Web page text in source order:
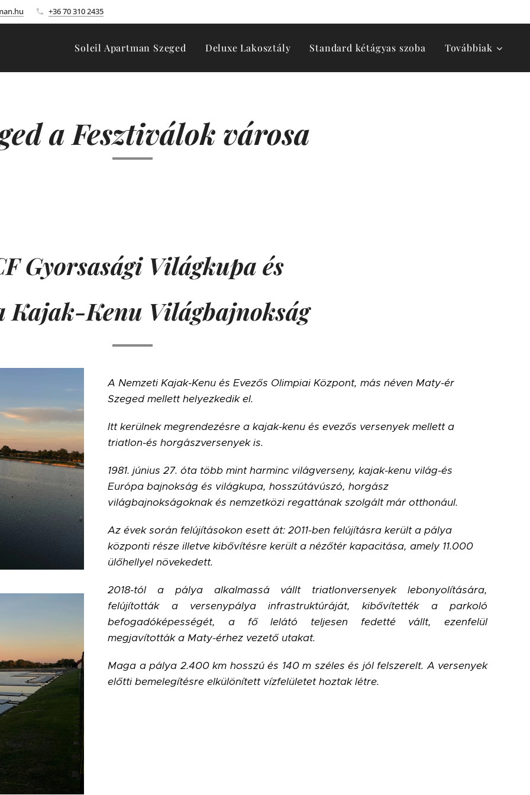
+36 70 310 2435
Soleil Apartman Szeged Deluxe Lakosztály Standard kétágyas szoba Továbbiak
a Fesztiválok városa
Gyorsasági Világkupa és
Kajak-Kenu Világbajnokság
A Nemzeti Kajak-Kenu és Evezős Olimpiai Központ, más néven Maty-ér
Szeged mellett helyezkedik el.
Itt kerülnek megrendezésre a kajak-kenu és evezős versenyek mellett a
triatlon-és horgászversenyek is.
1981. június 27. óta több mint harminc világverseny, kajak-kenu világ-és
Európa bajnokság és világkupa, hosszútávúszó, horgász
világbajnokságoknak és nemzetközi regattának szolgált már otthonául.
Az évek során felújításokon esett át: 2011-ben felújításra került a pálya
központi része illetve kibővítésre került a nézőtér kapacitása, amely 11.000
ülőhellyel növekedett.
2018-tól a pálya alkalmassá vállt triatlonversenyek lebonyolítására,
felújították a versenypálya infrastruktúráját, kibővítették a parkoló
befogadóképességét, a fő lelátó teljesen fedetté vállt, ezenfelül
megjavították a Maty-érhez vezető utakat.
Maga a pálya 2.400 km hosszú és 140 m széles és jól felszerelt. A versenyek
előtti bemelegítésre elkülönített vízfelületet hoztak létre.